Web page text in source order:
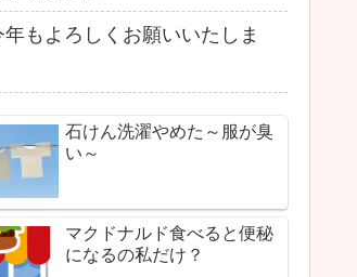
もよろしくお願いいたしま
石けん洗濯やめた～服が臭
い～
マクドナルド食べると便秘
になるの私だけ？